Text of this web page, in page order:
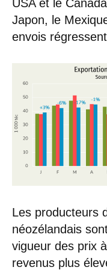
USA et le
Japon, le
envois
Les producteurs
néozélandais
vigueur des prix
revenus plus